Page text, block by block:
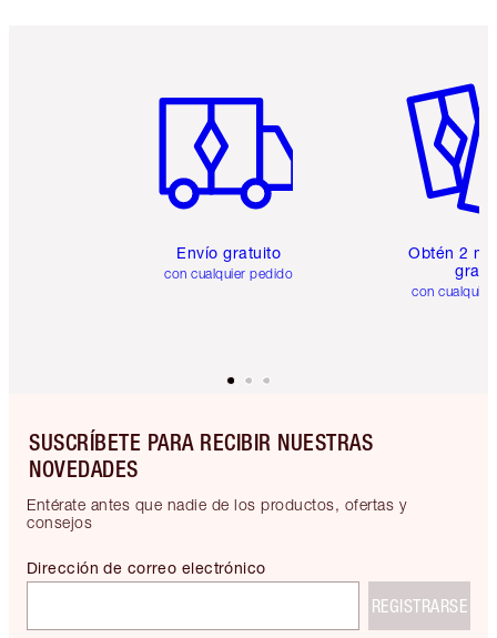
Envío gratuito
con cualquier pedido
Obtén 2
gratis
con
SUSCRÍBETE PARA RECIBIR NUESTRAS
NOVEDADES
Entérate antes que nadie de los productos, ofertas y
consejos
Dirección de correo electrónico
REGISTRARSE